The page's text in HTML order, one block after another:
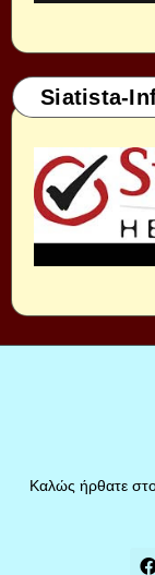
Siatista-
Καλώς ήρθατε